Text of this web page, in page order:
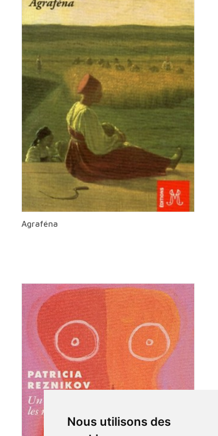
Nous utilisons des
Agraféna